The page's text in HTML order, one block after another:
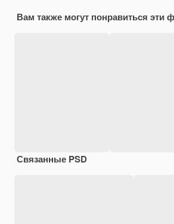
Вам также могут понравиться эти
Связанные PSD